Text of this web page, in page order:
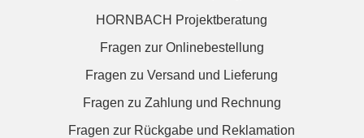
HORNBACH Projektberatung
Fragen zur Onlinebestellung
Fragen zu Versand und Lieferung
Fragen zu Zahlung und Rechnung
Fragen zur Rückgabe und Reklamation